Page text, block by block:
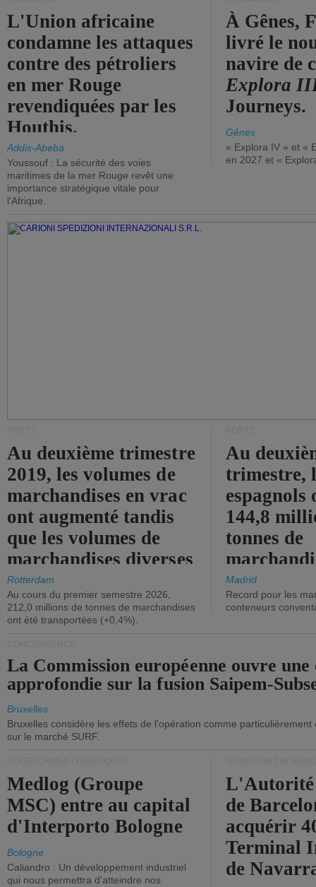
L'Union africaine
condamne les attaques
contre des pétroliers
en mer Rouge
revendiquées par les
Houthis.
Addis-Abeba
Youssouf : La sécurité des voies
maritimes de la mer Rouge revêt une
importance stratégique vitale pour
l'Afrique.
À Gênes,
livré le
navire de
Explora
Journeys.
Gênes
« Explora IV » et «
en 2027 et «
Au deuxième trimestre
2019, les volumes de
marchandises en vrac
ont augmenté tandis
que les volumes de
marchandises diverses
ont diminué.
Rotterdam
Au cours du premier semestre 2026,
212,0 millions de tonnes de marchandises
ont été transportées (+0,4%).
Au
trimestre,
144,8
tonnes de
(+2,9%).
Madrid
Record pour les
conteneurs
La Commission européenne ouvre une
approfondie sur la fusion Saipem-
Bruxelles
Bruxelles considère les effets de l'opération comme
sur le marché SURF.
Medlog (Groupe
MSC) entre au capital
d'Interporto Bologne
Bologne
Caliandro : Un développement industriel
qui nous permettra d'atteindre nos
de
acquérir
Terminal
de